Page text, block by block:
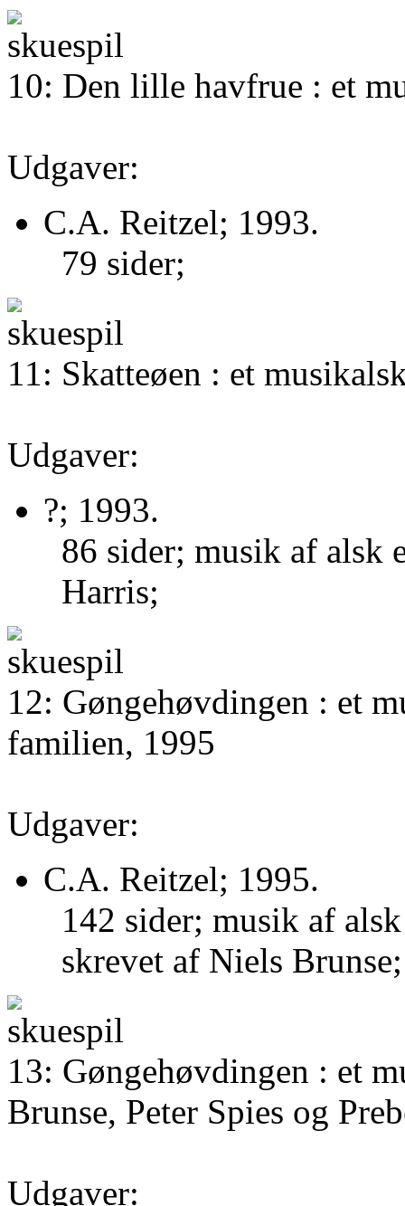
10: Den lille havfrue : et
Udgaver:
C.A. Reitzel; 1993.
79 sider;
11: Skatteøen : et
Udgaver:
?; 1993.
86 sider; musik af alsk
Harris;
12: Gøngehøvdingen : et
familien, 1995
Udgaver:
C.A. Reitzel; 1995.
142 sider; musik af
skrevet af Niels Brunse;
13: Gøngehøvdingen : et
Brunse, Peter Spies og
Udgaver: